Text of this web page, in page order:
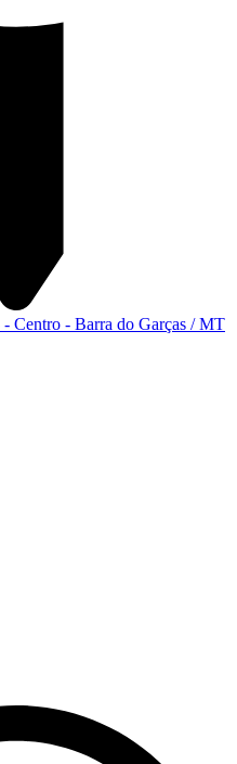
Centro - Barra do Garças / MT